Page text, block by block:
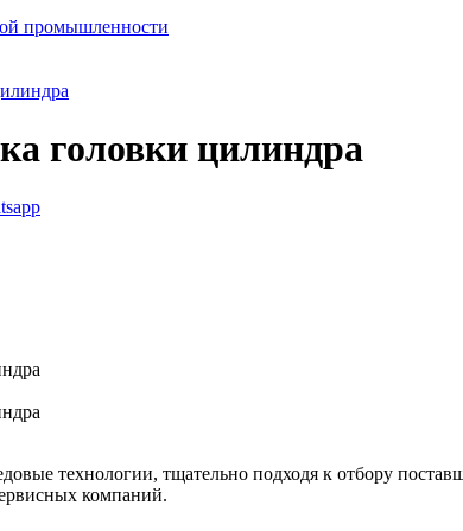
промышленности
головки цилиндра
технологии, тщательно подходя к отбору
компаний.